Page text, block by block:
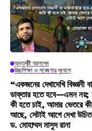
অন্তর্দৃষ্টি আলাপন
উচ্চশিক্ষা ও গবেষণার সুযোগ
“একজনের দেখাদেখি বিজ্ঞানী বা
ডাক্তার হতে হবে—এমন নয়;
কী হতে চাই, আমার ভেতরে কী
আছে, সেটাই আগে দেখা
ড. মোহাম্মদ মাসুদ রানা